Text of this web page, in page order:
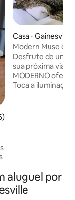
avaliação média de
Casa ⋅ Gainesville
Modern Muse
piscina de água
Desfrute de uma
sua próxima
MODERNO
Toda a
72 polegadas,
para transmissão
aluguel por